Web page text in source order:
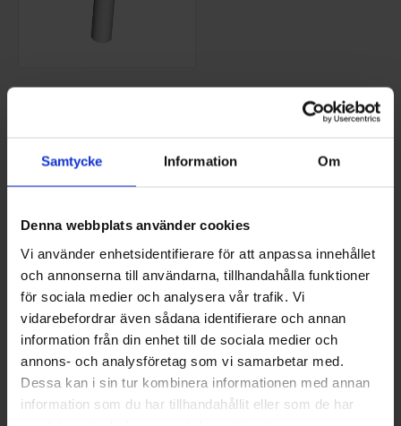
Samtycke Information Om
Denna webbplats använder cookies
Vi använder enhetsidentifierare för att anpassa innehållet
och annonserna till användarna, tillhandahålla funktioner
för sociala medier och analysera vår trafik. Vi
vidarebefordrar även sådana identifierare och annan
information från din enhet till de sociala medier och
annons- och analysföretag som vi samarbetar med.
Dessa kan i sin tur kombinera informationen med annan
information som du har tillhandahållit eller som de har
SILIKON SVART 180
233,75 SEK/ST
Vad är tätningsmassa och när används
den?
TÄTNINGSMASSA används för att fylla fogar och
kopplingar vid installation och service av kaminer och
eldstäder. Genom att applicera tätningsmassa får man en
tätare sammanfogning som kan minska luftläckage och
förbättra funktionaliteten i anläggningen. Valet av